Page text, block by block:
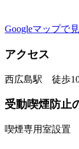
Googleマップで
アクセス
西広島駅 徒歩
受動喫煙防止
喫煙専用室設置